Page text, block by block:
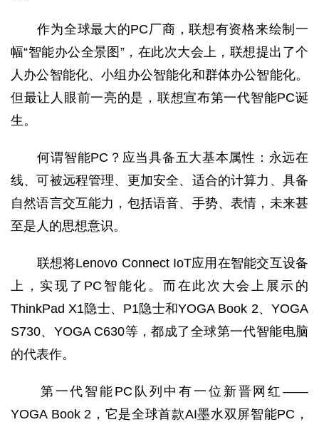
作为全球最大的PC厂商，联想有资格来绘制一
幅“智能办公全景图”，在此次大会上，联想提出了个
人办公智能化、小组办公智能化和群体办公智能化。
但最让人眼前一亮的是，联想宣布第一代智能PC诞
生。
何谓智能PC？应当具备五大基本属性：永远在
线、可被远程管理、更加安全、适合的计算力、具备
自然语言交互能力，包括语音、手势、表情，未来甚
至是人的思想意识。
联想将Lenovo Connect IoT应用在智能交互设备
上，实现了PC智能化。而在此次大会上展示的
ThinkPad X1隐士、P1隐士和YOGA Book 2、YOGA
S730、YOGA C630等，都成了全球第一代智能电脑
的代表作。
第一代智能PC队列中有一位新晋网红——
YOGA Book 2，它是全球首款AI墨水双屏智能PC，